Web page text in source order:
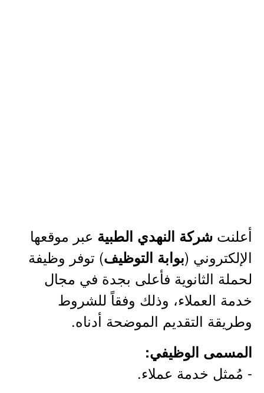
أعلنت شركة النهدي الطبية عبر موقعها
الإلكتروني (بوابة التوظيف) توفر وظيفة
لحملة الثانوية فأعلى بجدة في مجال
خدمة العملاء، وذلك وفقاً للشروط
وطريقة التقديم الموضحة أدناه.
المسمى الوظيفي:
- مُمثل خدمة عملاء.